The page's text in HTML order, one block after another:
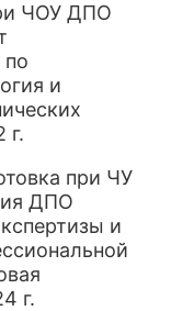
ЧОУ ДПО
по
и
г.
при ЧУ
ДПО
и
г.